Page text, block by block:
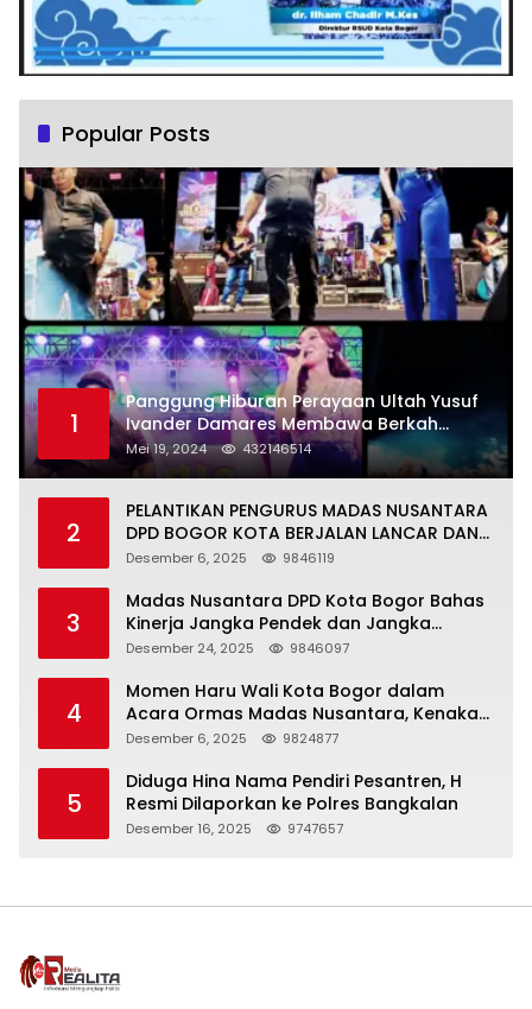
Popular Posts
1
Panggung Hiburan Perayaan Ultah Yusuf
Ivander Damares Membawa Berkah
Warga Kejapanan
Mei 19, 2024 432146514
2
PELANTIKAN PENGURUS MADAS NUSANTARA
DPD BOGOR KOTA BERJALAN LANCAR DAN
KHIDMAT
Desember 6, 2025 9846119
3
Madas Nusantara DPD Kota Bogor Bahas
Kinerja Jangka Pendek dan Jangka
Panjang
Desember 24, 2025 9846097
4
Momen Haru Wali Kota Bogor dalam
Acara Ormas Madas Nusantara, Kenakan
Peci Hitam Tinggi sebagai Simbol
Desember 6, 2025 9824877
5
Diduga Hina Nama Pendiri Pesantren, H
Resmi Dilaporkan ke Polres Bangkalan
Desember 16, 2025 9747657